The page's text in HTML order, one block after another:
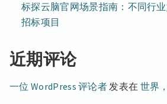
标探云脑官网场景指南：不同行
招标项目
近期评论
一位 WordPress 评论者 发表在 世界